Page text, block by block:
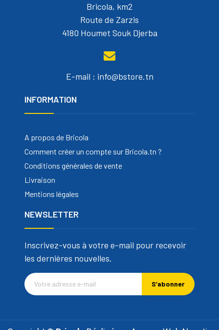
Bricola, km2
Route de Zarzis
4180 Houmet Souk Djerba
E-mail : info@bstore.tn
INFORMATION
A propos de Bricola
Comment créer un compte sur Bricola.tn ?
Conditions générales de vente
Livraison
Mentions légales
NEWSLETTER
Inscrivez-vous à votre e-mail pour recevoir
les dernières nouvelles.
S’abonner